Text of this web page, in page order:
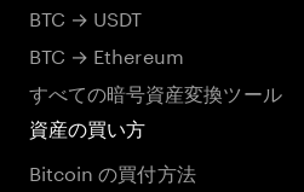
BTC → USDT
BTC → Ethereum
すべての暗号資産変換ツール
資産の買い方
Bitcoin の買付方法